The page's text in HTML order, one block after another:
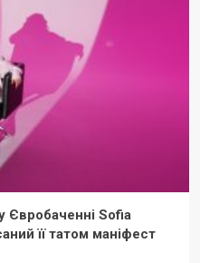
Євробаченні Sofia
її татом маніфест